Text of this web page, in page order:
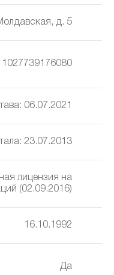
д. 5
1027739176080
06.07.2021
23.07.2013
лицензия на
(02.09.2016)
16.10.1992
Да